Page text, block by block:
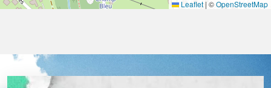
Leaflet | ©OpenStreetMap